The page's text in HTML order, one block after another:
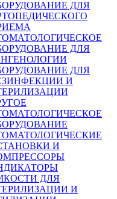
ДЛЯ
ДЛЯ
ДЛЯ
И
И
ДЛЯ
И